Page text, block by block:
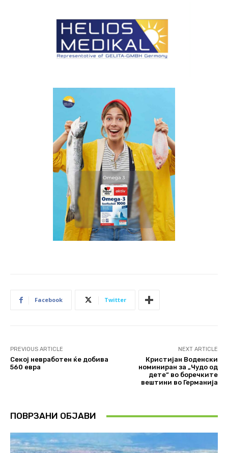
Facebook Twitter
PREVIOUS ARTICLE
Секој невработен ќе добива
560 евра
NEXT ARTICLE
Кристијан Воденски
номиниран за „Чудо од
дете“ во боречките
вештини во Германија
ПОВРЗАНИ ОБЈАВИ